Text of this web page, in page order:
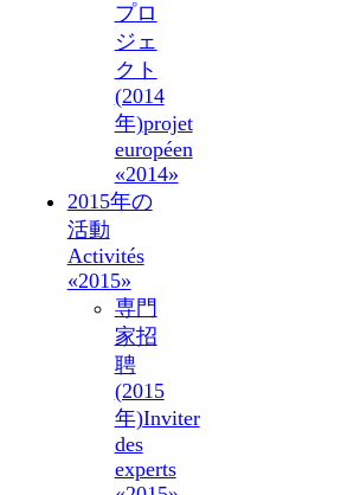
プロ
ジェ
クト
(2014
年)projet
européen
«2014»
2015年の
活動
Activités
«2015»
専門
家招
聘
(2015
年)Inviter
des
experts